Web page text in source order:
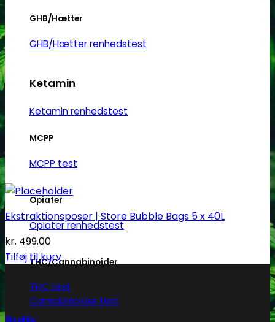
GHB/Hætter
GHB/Hætter renhedstest
Ketamin
Ketamin renhedstest
MCPP
MCPP test
Opiater
Opiater renhedstest
THC/Cannabinoider
THC test
Cannabinoider test
Ekstraktionsposer | Store Bubble Bags 5 x 40L
kr. 499.00
Tilføj til kurv